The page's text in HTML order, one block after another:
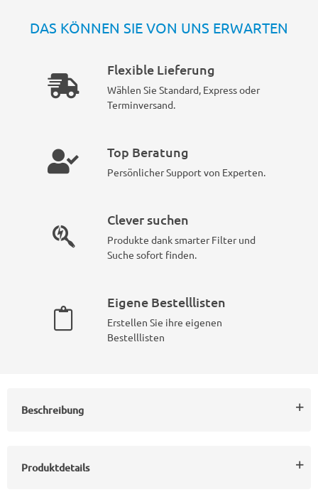
DAS KÖNNEN SIE VON UNS ERWARTEN
Flexible Lieferung
Wählen Sie Standard, Express oder
Terminversand.
Top Beratung
Persönlicher Support von Experten.
Clever suchen
Produkte dank smarter Filter und
Suche sofort finden.
Eigene Bestelllisten
Erstellen Sie ihre eigenen
Bestelllisten
Beschreibung
Produktdetails